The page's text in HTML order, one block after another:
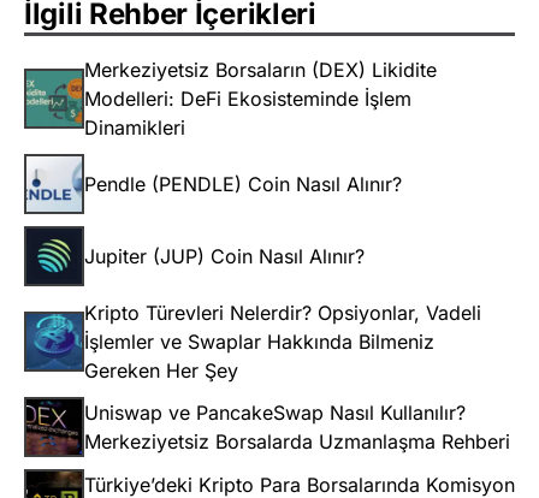
İlgili Rehber İçerikleri
Merkeziyetsiz Borsaların (DEX) Likidite
Modelleri: DeFi Ekosisteminde İşlem
Dinamikleri
Pendle (PENDLE) Coin Nasıl Alınır?
Jupiter (JUP) Coin Nasıl Alınır?
Kripto Türevleri Nelerdir? Opsiyonlar, Vadeli
İşlemler ve Swaplar Hakkında Bilmeniz
Gereken Her Şey
Uniswap ve PancakeSwap Nasıl Kullanılır?
Merkeziyetsiz Borsalarda Uzmanlaşma Rehberi
Türkiye’deki Kripto Para Borsalarında Komisyon